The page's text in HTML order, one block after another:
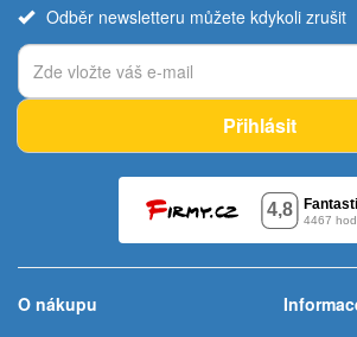
Odběr newsletteru můžete kdykoli zrušit
Přihlásit
O nákupu